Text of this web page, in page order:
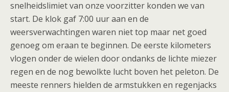
snelheidslimiet van onze voorzitter konden we van
start. De klok gaf 7:00 uur aan en de
weersverwachtingen waren niet top maar net goed
genoeg om eraan te beginnen. De eerste kilometers
vlogen onder de wielen door ondanks de lichte miezer
regen en de nog bewolkte lucht boven het peleton. De
meeste renners hielden de armstukken en regenjacks